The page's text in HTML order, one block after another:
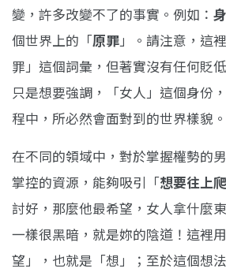
變，許多改變不了的事實。例如：
個世界上的「原罪」。請注意，這
罪」這個詞彙，但著實沒有任何貶
只是想要強調，「女人」這個身份
程中，所必然會面對到的世界樣貌。
在不同的領域中，對於掌握權勢的
掌控的資源，能夠吸引「想要往上
討好，那麼他最希望，女人拿什麼
一樣很黑暗，就是妳的陰道！這裡
望」，也就是「想」；至於這個想